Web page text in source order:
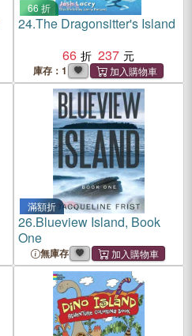
66 折
24.The Dragonsitter's Island
66
237
庫存：1
滿額折
26.Blueview Island, Book
One
無庫存